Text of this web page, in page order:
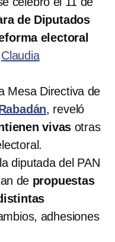
de Diputados
electoral
Claudia
Mesa Directiva de
, reveló
vivas otras
diputada del PAN
de propuestas
adhesiones